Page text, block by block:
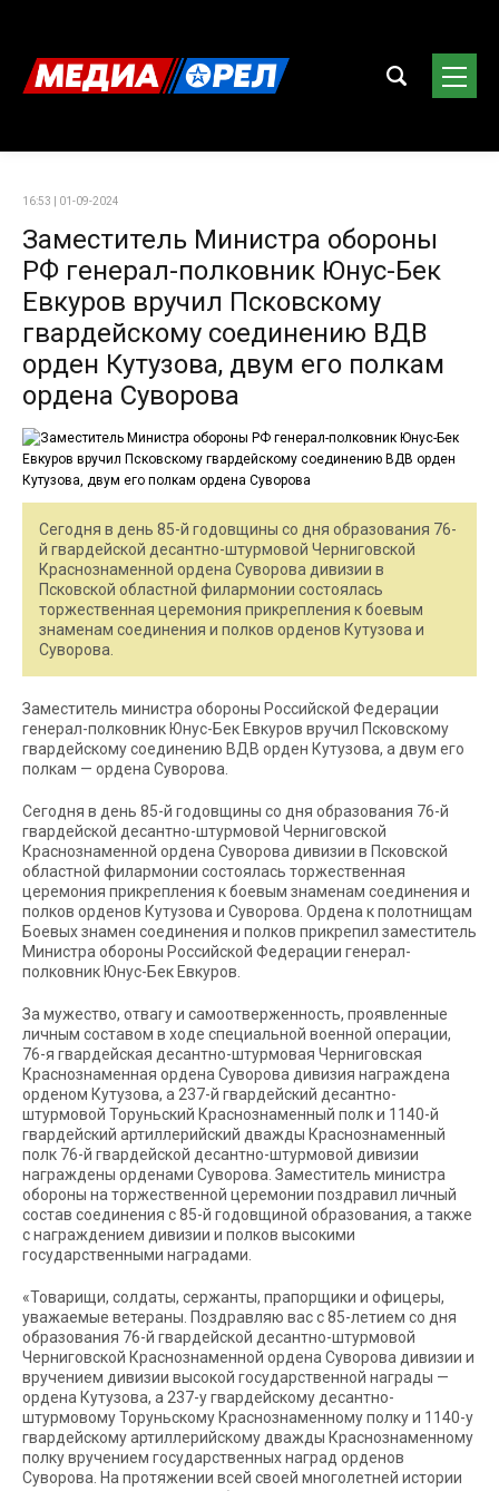
16:53 | 01-09-2024
Заместитель Министра обороны
РФ генерал-полковник Юнус-Бек
Евкуров вручил Псковскому
гвардейскому соединению ВДВ
орден Кутузова, двум его полкам
ордена Суворова
Сегодня в день 85-й годовщины со дня образования 76-
й гвардейской десантно-штурмовой Черниговской
Краснознаменной ордена Суворова дивизии в
Псковской областной филармонии состоялась
торжественная церемония прикрепления к боевым
знаменам соединения и полков орденов Кутузова и
Суворова.
Заместитель министра обороны Российской Федерации
генерал-полковник Юнус-Бек Евкуров вручил Псковскому
гвардейскому соединению ВДВ орден Кутузова, а двум его
полкам — ордена Суворова.
Сегодня в день 85-й годовщины со дня образования 76-й
гвардейской десантно-штурмовой Черниговской
Краснознаменной ордена Суворова дивизии в Псковской
областной филармонии состоялась торжественная
церемония прикрепления к боевым знаменам соединения и
полков орденов Кутузова и Суворова. Ордена к полотнищам
Боевых знамен соединения и полков прикрепил заместитель
Министра обороны Российской Федерации генерал-
полковник Юнус-Бек Евкуров.
За мужество, отвагу и самоотверженность, проявленные
личным составом в ходе специальной военной операции,
76-я гвардейская десантно-штурмовая Черниговская
Краснознаменная ордена Суворова дивизия награждена
орденом Кутузова, а 237-й гвардейский десантно-
штурмовой Торуньский Краснознаменный полк и 1140-й
гвардейский артиллерийский дважды Краснознаменный
полк 76-й гвардейской десантно-штурмовой дивизии
награждены орденами Суворова. Заместитель министра
обороны на торжественной церемонии поздравил личный
состав соединения с 85-й годовщиной образования, а также
с награждением дивизии и полков высокими
государственными наградами.
«Товарищи, солдаты, сержанты, прапорщики и офицеры,
уважаемые ветераны. Поздравляю вас с 85-летием со дня
образования 76-й гвардейской десантно-штурмовой
Черниговской Краснознаменной ордена Суворова дивизии и
вручением дивизии высокой государственной награды —
ордена Кутузова, а 237-у гвардейскому десантно-
штурмовому Торуньскому Краснознаменному полку и 1140-у
гвардейскому артиллерийскому дважды Краснознаменному
полку вручением государственных наград орденов
Суворова. На протяжении всей своей многолетней истории